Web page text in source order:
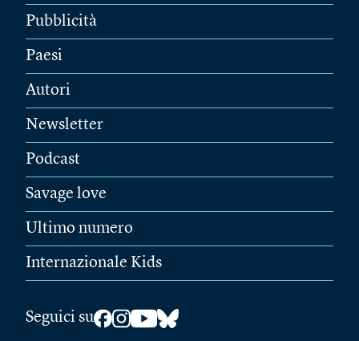
Pubblicità
Paesi
Autori
Newsletter
Podcast
Savage love
Ultimo numero
Internazionale Kids
Seguici su